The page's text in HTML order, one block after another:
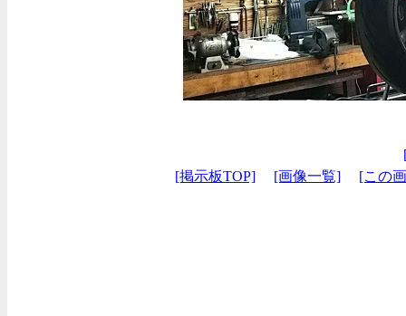
[掲示板TOP]
[画像一覧] [この